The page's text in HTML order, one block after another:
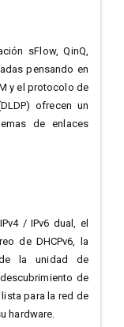
sFlow, QinQ,
pensando en
y el protocolo de
ofrecen un
de enlaces
/ IPv6 dual, el
de DHCPv6, la
la unidad de
de
para la red de
hardware.